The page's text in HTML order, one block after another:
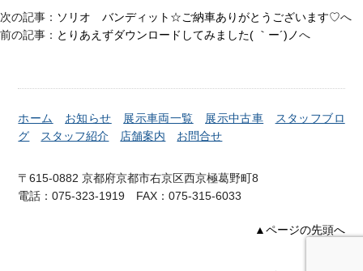
次の記事： ソリオ バンディット☆ご納車ありがとうございます♡へ
前の記事： とりあえずダウンロードしてみました( ｀ー´)ノへ
ホーム お知らせ 展示車両一覧 展示中古車
スタッフブロ
グ
スタッフ紹介 店舗案内 お問合せ
〒615-0882 京都府京都市右京区西京極葛野町8
電話：075-323-1919 FAX：075-315-6033
▲ページの先頭へ